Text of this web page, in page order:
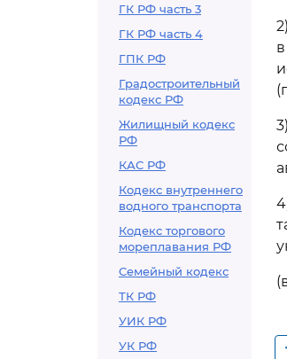
ГК РФ часть 3
ГК РФ часть 4
ГПК РФ
Градостроительный
кодекс РФ
Жилищный кодекс
РФ
КАС РФ
Кодекс внутреннего
водного транспорта
Кодекс торгового
мореплавания РФ
Семейный кодекс
ТК РФ
УИК РФ
УК РФ